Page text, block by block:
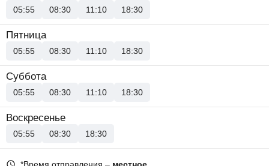
05:55 08:30 11:10 18:30
Пятница
05:55 08:30 11:10 18:30
Суббота
05:55 08:30 11:10 18:30
Воскресенье
05:55 08:30 18:30